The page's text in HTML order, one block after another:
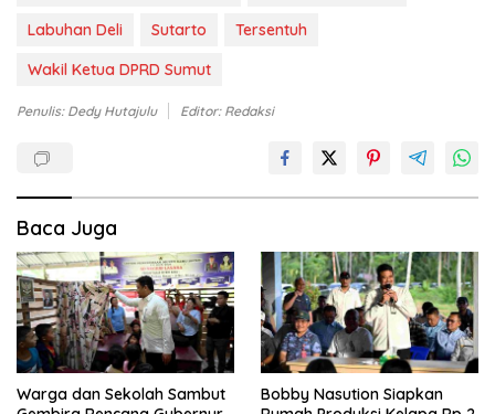
Labuhan Deli
Sutarto
Tersentuh
Wakil Ketua DPRD Sumut
Penulis: Dedy Hutajulu Editor: Redaksi
Baca Juga
Warga dan Sekolah Sambut
Bobby Nasution Siapkan